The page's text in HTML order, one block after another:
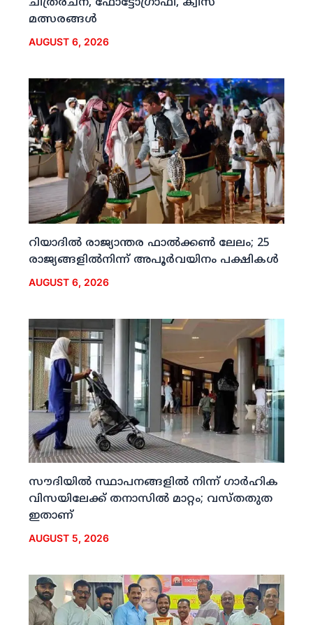
മത്സരങ്ങള്‍
AUGUST 6, 2026
റിയാദില്‍ രാജ്യാന്തര ഫാല്‍ക്കണ്‍ ലേലം; 25
രാജ്യങ്ങളില്‍നിന്ന് അപൂര്‍വയിനം പക്ഷികള്‍
AUGUST 6, 2026
സൗദിയില്‍ സ്ഥാപനങ്ങളില്‍ നിന്ന് ഗാര്‍ഹിക
വിസയിലേക്ക് തനാസില്‍ മാറ്റം; വസ്തതുത
ഇതാണ്
AUGUST 5, 2026